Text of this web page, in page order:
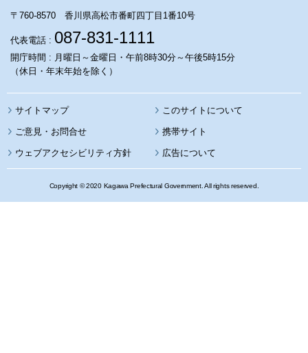
〒760-8570 香川県高松市番町四丁目1番10号
代表電話 : 087-831-1111
開庁時間 : 月曜日～金曜日・午前8時30分～午後5時15分
（休日・年末年始を除く）
サイトマップ このサイトについて
携帯サイト
ウェブアクセシビリティ方針 広告について
Copyright © 2020 Kagawa Prefectural Government. All rights reserved.